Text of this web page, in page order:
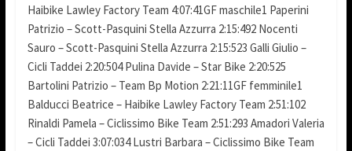
Haibike Lawley Factory Team 4:07:41GF maschile1 Paperini
Patrizio – Scott-Pasquini Stella Azzurra 2:15:492 Nocenti
Sauro – Scott-Pasquini Stella Azzurra 2:15:523 Galli Giulio –
Cicli Taddei 2:20:504 Pulina Davide – Star Bike 2:20:525
Bartolini Patrizio – Team Bp Motion 2:21:11GF femminile1
Balducci Beatrice – Haibike Lawley Factory Team 2:51:102
Rinaldi Pamela – Ciclissimo Bike Team 2:51:293 Amadori Valeria
– Cicli Taddei 3:07:034 Lustri Barbara – Ciclissimo Bike Team